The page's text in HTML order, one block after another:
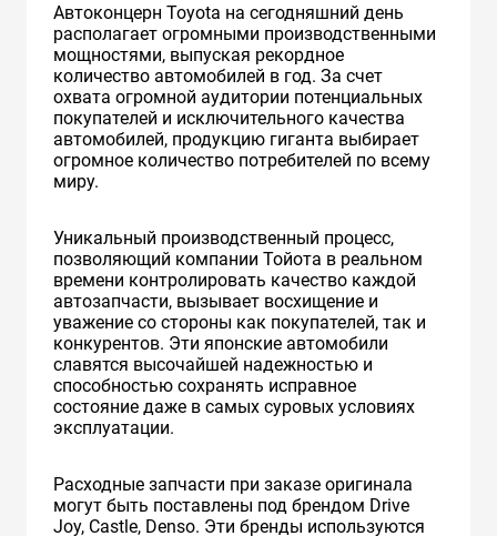
Автоконцерн Toyota на сегодняшний день
располагает огромными производственными
мощностями, выпуская рекордное
количество автомобилей в год. За счет
охвата огромной аудитории потенциальных
покупателей и исключительного качества
автомобилей, продукцию гиганта выбирает
огромное количество потребителей по всему
миру.
Уникальный производственный процесс,
позволяющий компании Тойота в реальном
времени контролировать качество каждой
автозапчасти, вызывает восхищение и
уважение со стороны как покупателей, так и
конкурентов. Эти японские автомобили
славятся высочайшей надежностью и
способностью сохранять исправное
состояние даже в самых суровых условиях
эксплуатации.
Расходные запчасти при заказе оригинала
могут быть поставлены под брендом Drive
Joy, Castle, Denso. Эти бренды используются